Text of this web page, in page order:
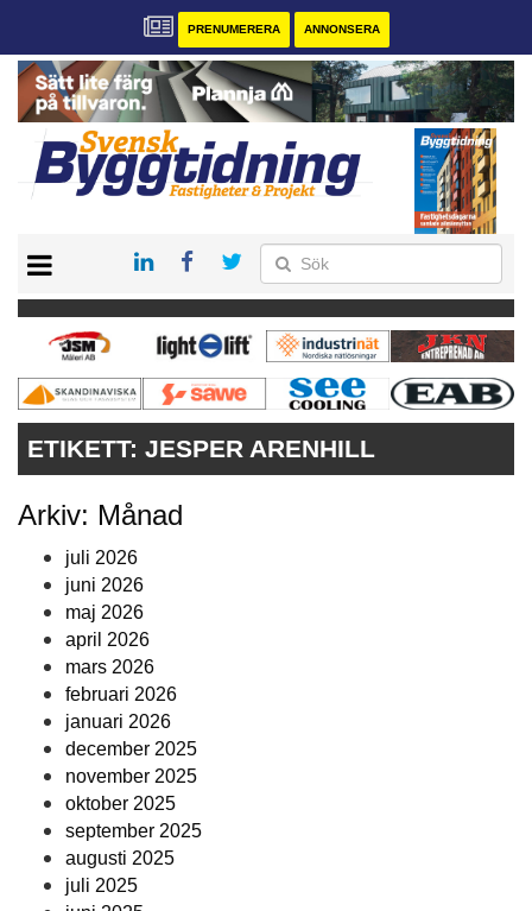
PRENUMERERA ANNONSERA
PRENUMERERA
VÅRA ANDRA MAGASIN
ANNONSERA
KONTAKT
ETIKETT: JESPER ARENHILL
Arkiv: Månad
juli 2026
juni 2026
maj 2026
april 2026
mars 2026
februari 2026
januari 2026
december 2025
november 2025
oktober 2025
september 2025
augusti 2025
juli 2025